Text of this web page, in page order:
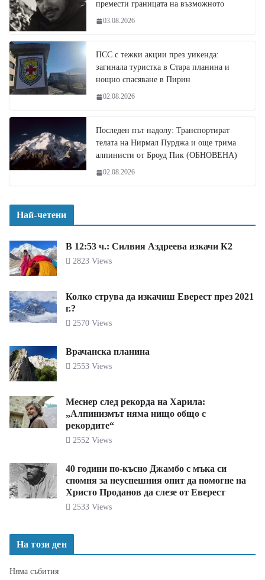
премести границата на възможното
03.08.2026
ПСС с тежки акции през уикенда:
загинала туристка в Стара планина и
нощно спасяване в Пирин
02.08.2026
Последен път надолу: Транспортират
телата на Нирмал Пурджа и още трима
алпинисти от Броуд Пик (ОБНОВЕНА)
02.08.2026
Най-четени
В 12:53 ч.: Силвия Аздреева изкачи К2
2823 Views
Колко струва да изкачиш Еверест през 2021
г.?
2570 Views
Врачанска планина
2553 Views
Меснер след рекорда на Харила:
„Алпинизмът няма нищо общо с
рекордите“
2552 Views
40 години по-късно Джамбо с мъка си
спомня за неуспешния опит да помогне на
Христо Проданов да слезе от Еверест
2533 Views
На този ден
Няма събития